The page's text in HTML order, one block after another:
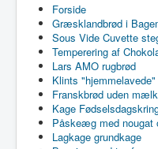
Forside
Græsklandbrød i
Sous Vide Cuvette
Temperering af
Lars AMO rugbrød
Klints
Franskbrød uden mælk
Kage
Påskeæg med nougat
Lagkage grundkage